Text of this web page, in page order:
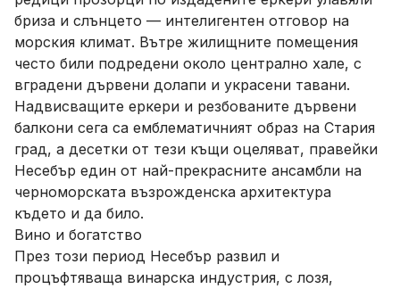
бриза и слънцето — интелигентен отговор на
морския климат. Вътре жилищните помещения
често били подредени около централно хале, с
вградени дървени долапи и украсени тавани.
Надвисващите еркери и резбованите дървени
балкони сега са емблематичният образ на Стария
град, а десетки от тези къщи оцеляват, правейки
Несебър един от най-прекрасните ансамбли на
черноморската възрожденска архитектура
където и да било.
Вино и богатство
През този период Несебър развил и
процъфтяваща винарска индустрия, с лозя,